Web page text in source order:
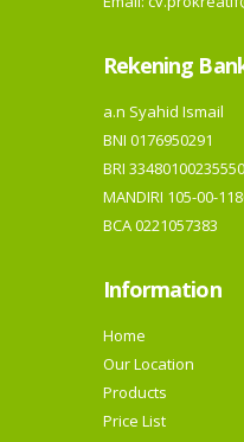
Rekening
a.n Syahid Ismail
BNI 0176950291
BRI
MANDIRI 105-00-
BCA 0221057383
Information
Home
Our Location
Products
Price List